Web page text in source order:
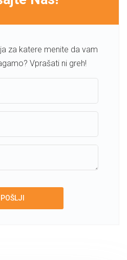
za katere menite da vam
Vprašati ni greh!